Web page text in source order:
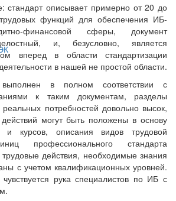
стандарт описывает примерно от 20 до
функций для обеспечения ИБ-
финансовой сферы, документ
и, безусловно, является
вперед в области стандартизации
в нашей не простой области.
в полном соответствии с
к таким документам, разделы
потребностей довольно высок,
могут быть положены в основу
и курсов, описания видов трудовой
профессионального стандарта
действия, необходимые знания
с учетом квалификационных уровней.
рука специалистов по ИБ с